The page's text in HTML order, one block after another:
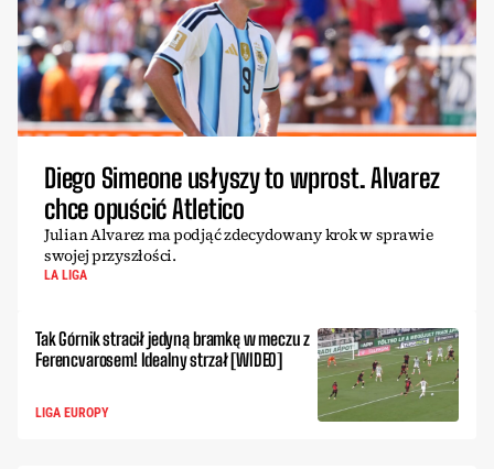
Diego Simeone usłyszy to wprost. Alvarez
chce opuścić Atletico
Julian Alvarez ma podjąć zdecydowany krok w sprawie
swojej przyszłości.
LA LIGA
Tak Górnik stracił jedyną bramkę w meczu z
Ferencvarosem! Idealny strzał [WIDEO]
LIGA EUROPY